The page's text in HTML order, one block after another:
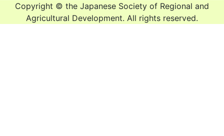
Copyright © the Japanese Society of Regional and
Agricultural Development. All rights reserved.